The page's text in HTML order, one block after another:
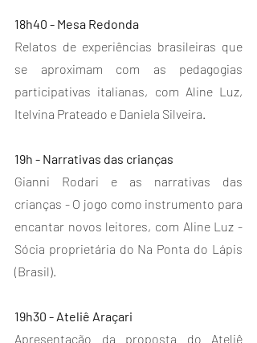
18h40 - Mesa Redonda
Relatos de experiências brasileiras que
se aproximam com as pedagogias
participativas italianas, com Aline Luz,
Itelvina Prateado e Daniela Silveira.
19h - Narrativas das crianças
Gianni Rodari e as narrativas das
crianças - O jogo como instrumento para
encantar novos leitores, com Aline Luz -
Sócia proprietária do Na Ponta do Lápis
(Brasil).
19h30 - Ateliê Araçari
Apresentação da proposta do Ateliê